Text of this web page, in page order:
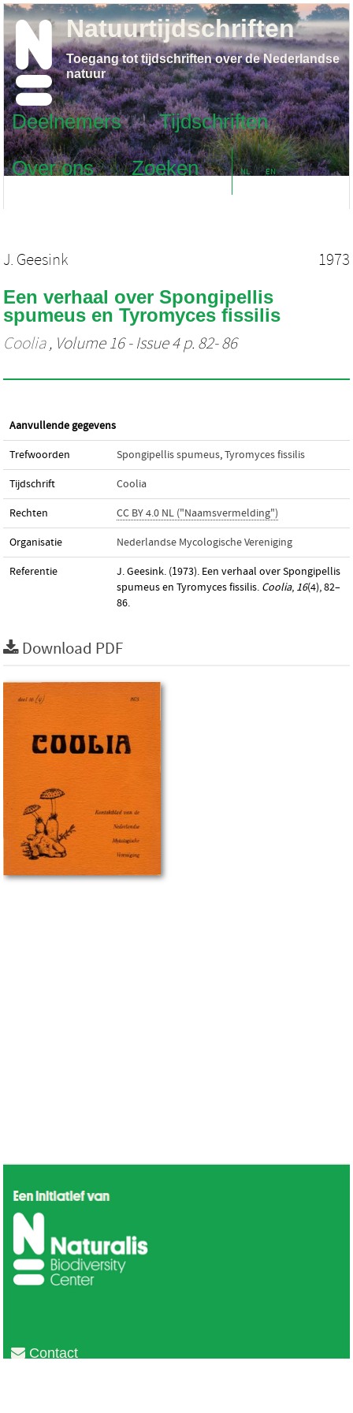
Deelnemers
Tijdschriften
Over ons
Zoeken NL EN
Natuurtijdschriften
Toegang tot tijdschriften over de Nederlandse
natuur
J. Geesink 1973
Een verhaal over Spongipellis
spumeus en Tyromyces fissilis
Coolia, Volume 16 - Issue 4 p. 82- 86
Aanvullende gegevens
Trefwoorden Spongipellis spumeus,Tyromyces fissilis
Tijdschrift Coolia
Rechten CC BY 4.0 NL ("Naamsvermelding")
Organisatie Nederlandse Mycologische Vereniging
Referentie
J. Geesink. (1973). Een verhaal over Spongipellis
spumeus en Tyromyces fissilis. Coolia, 16(4), 82–
86.
Download PDF
Contact